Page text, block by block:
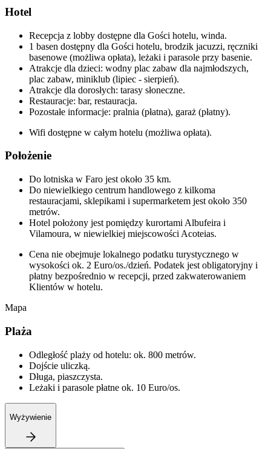
Hotel
Recepcja z lobby dostępne dla Gości hotelu, winda.
1 basen dostępny dla Gości hotelu, brodzik jacuzzi, ręczniki
basenowe (możliwa opłata), leżaki i parasole przy basenie.
Atrakcje dla dzieci: wodny plac zabaw dla najmłodszych,
plac zabaw, miniklub (lipiec - sierpień).
Atrakcje dla dorosłych: tarasy słoneczne.
Restauracje: bar, restauracja.
Pozostałe informacje: pralnia (płatna), garaż (płatny).
Wifi dostępne w całym hotelu (możliwa opłata).
Położenie
Do lotniska w Faro jest około 35 km.
Do niewielkiego centrum handlowego z kilkoma
restauracjami, sklepikami i supermarketem jest około 350
metrów.
Hotel położony jest pomiędzy kurortami Albufeira i
Vilamoura, w niewielkiej miejscowości Acoteias.
Cena nie obejmuje lokalnego podatku turystycznego w
wysokości ok. 2 Euro/os./dzień. Podatek jest obligatoryjny i
płatny bezpośrednio w recepcji, przed zakwaterowaniem
Klientów w hotelu.
Mapa
Plaża
Odległość plaży od hotelu: ok. 800 metrów.
Dojście uliczką.
Długa, piaszczysta.
Leżaki i parasole płatne ok. 10 Euro/os.
Wyżywienie